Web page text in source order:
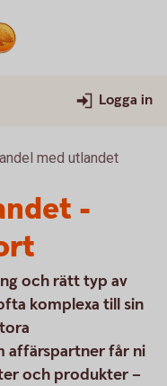
Logga in
med utlandet
-
och rätt typ av
komplexa till sin
affärspartner får ni
och produkter –